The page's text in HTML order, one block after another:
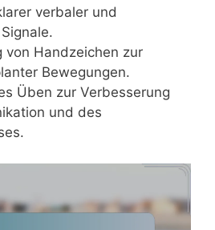
verbaler und
von Handzeichen zur
Bewegungen.
Üben zur Verbesserung
und des